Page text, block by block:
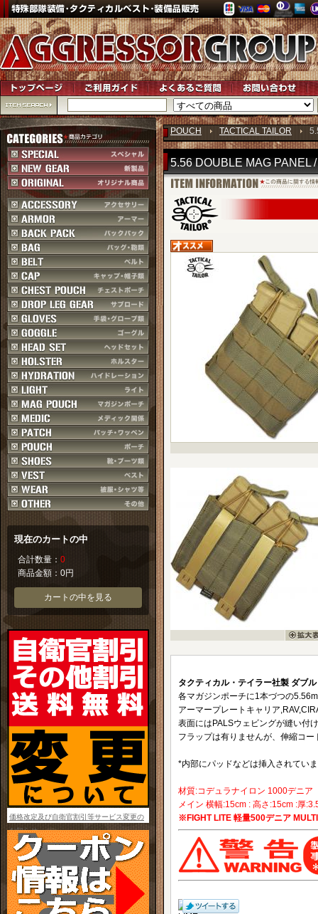
POUCH TACTICAL TAILOR
5.56 DOUBLE MAG PANEL
タクティカル・テイラー社製 ダブ
各マガジンポーチに1本づつの
アーマープレートキャリア
表面にはPALSウェビングが縫い付
フラップは有りませんが、伸縮コ
*内部にパッドなどは挿入されてい
材質:コデュラナイロン 1000デニア
メイン 横幅:15cm : 高さ:15cm :厚
※FIGHT LITE 軽量500デニア
現在のカートの中
合計数量： 0
商品金額： 0円
カートの中を見る
価格改定及び自衛官割引等サービス変更の
お知らせ